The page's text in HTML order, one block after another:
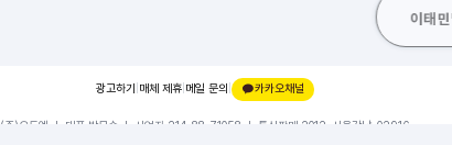
이태민
광고하기 매체 제휴 메일 문의 | 카카오채널
(주)오드엠 ㅣ 대표 박무순 ㅣ 사업자 214-88-71058 ㅣ 통신판매 2012-서울강남-02916